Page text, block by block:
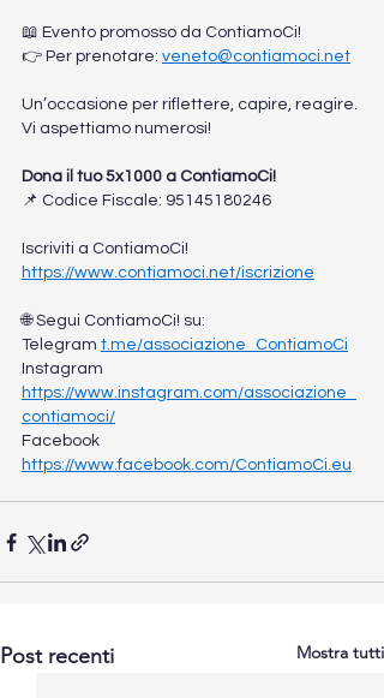
📖 Evento promosso da ContiamoCi!
👉 Per prenotare: veneto@contiamoci.net
Un’occasione per riflettere, capire, reagire.
Vi aspettiamo numerosi!
Dona il tuo 5x1000 a ContiamoCi!
📌 Codice Fiscale: 95145180246
Iscriviti a ContiamoCi!
https://www.contiamoci.net/iscrizione
🌐 Segui ContiamoCi! su:
Telegram t.me/associazione_ContiamoCi
Instagram
https://www.instagram.com/associazione_
contiamoci/
Facebook
https://www.facebook.com/ContiamoCi.eu
Post recenti Mostra tutti